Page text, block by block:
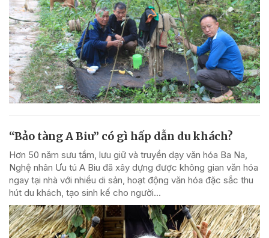
“Bảo tàng A Biu” có gì hấp dẫn du khách?
Hơn 50 năm sưu tầm, lưu giữ và truyền dạy văn hóa Ba Na,
Nghệ nhân Ưu tú A Biu đã xây dựng được không gian văn hóa
ngay tại nhà với nhiều di sản, hoạt động văn hóa đặc sắc thu
hút du khách, tạo sinh kế cho người...